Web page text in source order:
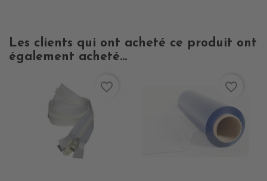
Les clients qui ont acheté ce produit ont
également acheté...
favorite_border favorite_border